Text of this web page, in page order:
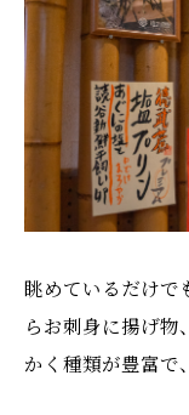
眺めているだけで
らお刺身に揚げ物
かく種類が豊富で